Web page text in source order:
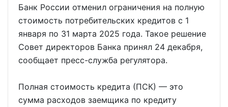
Банк России отменил ограничения на полную
стоимость потребительских кредитов с 1
января по 31 марта 2025 года. Такое решение
Совет директоров Банка принял 24 декабря,
сообщает пресс-служба регулятора.
Полная стоимость кредита (ПСК) — это
сумма расходов заемщика по кредиту